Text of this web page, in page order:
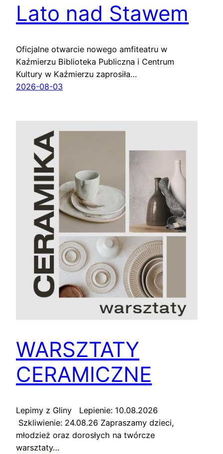
Lato nad Stawem
Oficjalne otwarcie nowego amfiteatru w
Kaźmierzu Biblioteka Publiczna i Centrum
Kultury w Kaźmierzu zaprosiła…
2026-08-03
WARSZTATY
CERAMICZNE
Lepimy z Gliny Lepienie: 10.08.2026
Szkliwienie: 24.08.26 Zapraszamy dzieci,
młodzież oraz dorosłych na twórcze
warsztaty…